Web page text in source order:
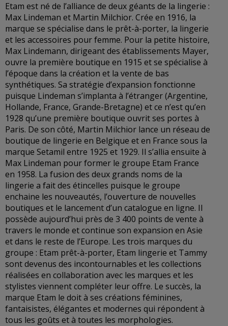
Etam est né de l’alliance de deux géants de la lingerie :
Max Lindeman et Martin Milchior. Crée en 1916, la
marque se spécialise dans le prêt-à-porter, la lingerie
et les accessoires pour femme. Pour la petite histoire,
Max Lindemann, dirigeant des établissements Mayer,
ouvre la première boutique en 1915 et se spécialise à
l’époque dans la création et la vente de bas
synthétiques. Sa stratégie d’expansion fonctionne
puisque Lindeman s’implanta à l’étranger (Argentine,
Hollande, France, Grande-Bretagne) et ce n’est qu’en
1928 qu’une première boutique ouvrit ses portes à
Paris. De son côté, Martin Milchior lance un réseau de
boutique de lingerie en Belgique et en France sous la
marque Setamil entre 1925 et 1929. Il s’allia ensuite à
Max Lindeman pour former le groupe Etam France
en 1958. La fusion des deux grands noms de la
lingerie a fait des étincelles puisque le groupe
enchaine les nouveautés, l’ouverture de nouvelles
boutiques et le lancement d’un catalogue en ligne. Il
possède aujourd’hui près de 3 400 points de vente à
travers le monde et continue son expansion en Asie
et dans le reste de l’Europe. Les trois marques du
groupe : Etam prêt-à-porter, Etam lingerie et Tammy
sont devenus des incontournables et les collections
réalisées en collaboration avec les marques et les
stylistes viennent compléter leur offre. Le succès, la
marque Etam le doit à ses créations féminines,
fantaisistes, élégantes et modernes qui répondent à
tous les goûts et à toutes les morphologies.